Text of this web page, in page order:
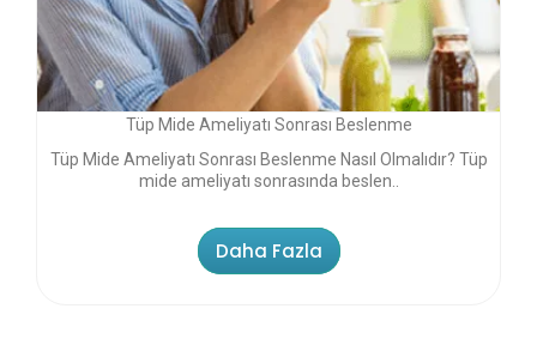
Tüp Mide Ameliyatı Sonrası Beslenme
Tüp Mide Ameliyatı Sonrası Beslenme Nasıl Olmalıdır? Tüp
mide ameliyatı sonrasında beslen..
Daha Fazla